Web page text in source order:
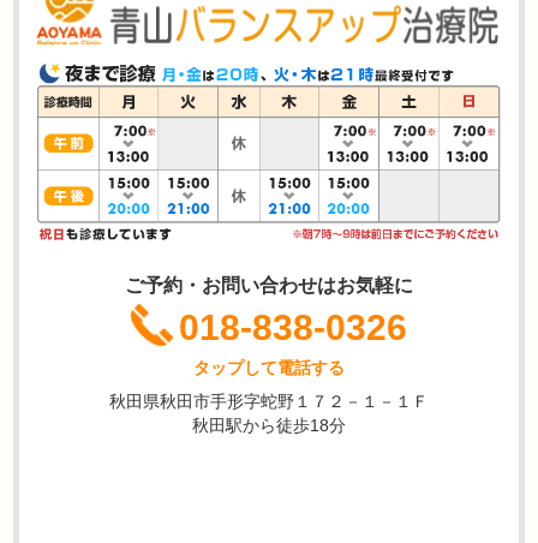
ご予約・お問い合わせはお気軽に
018-838-0326
タップして電話する
秋田県秋田市手形字蛇野１７２－１－１Ｆ
秋田駅から徒歩18分